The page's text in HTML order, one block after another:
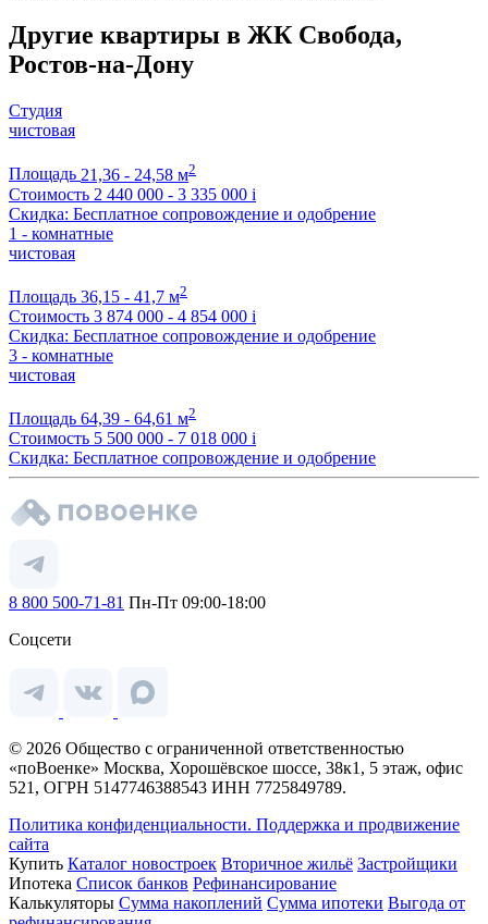
Другие квартиры в ЖК Свобода,
Ростов-на-Дону
Студия
чистовая
Площадь 21,36 - 24,58 м2
Стоимость 2 440 000 - 3 335 000 i
Скидка: Бесплатное сопровождение и одобрение
1 - комнатные
чистовая
Площадь 36,15 - 41,7 м2
Стоимость 3 874 000 - 4 854 000 i
Скидка: Бесплатное сопровождение и одобрение
3 - комнатные
чистовая
Площадь 64,39 - 64,61 м2
Стоимость 5 500 000 - 7 018 000 i
Скидка: Бесплатное сопровождение и одобрение
8 800 500-71-81 Пн-Пт 09:00-18:00
Соцсети
© 2026 Общество с ограниченной ответственностью
«поВоенке» Москва, Хорошёвское шоссе, 38к1, 5 этаж, офис
521, ОГРН 5147746388543 ИНН 7725849789.
Политика конфиденциальности. Поддержка и продвижение
сайта
Купить Каталог новостроек Вторичное жильё Застройщики
Ипотека Список банков Рефинансирование
Калькуляторы Сумма накоплений Сумма ипотеки Выгода от